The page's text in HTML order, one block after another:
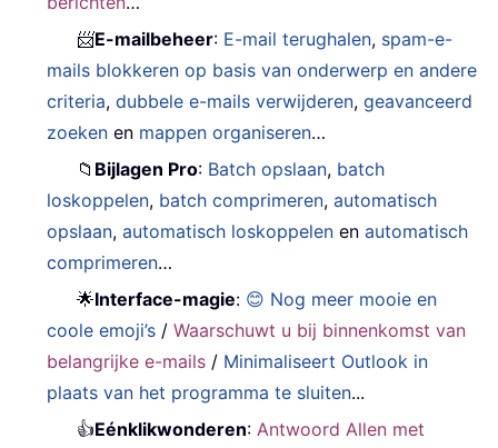
📨E-mailbeheer: E-mail terughalen, spam-e-
mails blokkeren op basis van onderwerp en andere
criteria,dubbele e-mails verwijderen,geavanceerd
zoeken en mappen organiseren…
📁 Bijlagen Pro: Batch opslaan, batch
loskoppelen, batch comprimeren,automatisch
opslaan,automatisch loskoppelen enautomatisch
comprimeren…
🌟Interface-magie: 😊 Nog meer mooie en
coole emoji’s /Waarschuwt u bij binnenkomst van
belangrijke e-mails / Minimaliseert Outlook in
plaats van het programma te sluiten...
👍Eénklikwonderen:Antwoord Allen met